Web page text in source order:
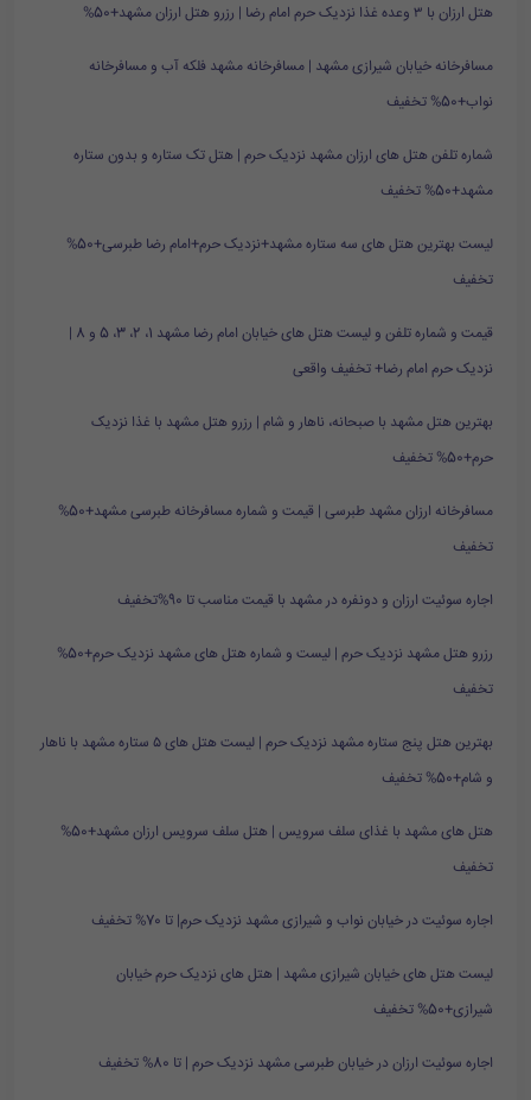
هتل ارزان با ۳ وعده غذا نزدیک حرم امام رضا | رزرو هتل ارزان مشهد+50%
مسافرخانه خیابان شیرازی مشهد | مسافرخانه مشهد فلکه آب و مسافرخانه
نواب+50% تخفیف
شماره تلفن هتل های ارزان مشهد نزدیک حرم | هتل تک ستاره و بدون ستاره
مشهد+50% تخفیف
لیست بهترین هتل های سه ستاره مشهد+نزدیک حرم+امام رضا طبرسی+50%
تخفیف
قیمت و شماره تلفن و لیست هتل های خیابان امام رضا مشهد 1، 2، 3، 5 و 8 |
نزدیک حرم امام رضا+ تخفیف واقعی
بهترین هتل مشهد با صبحانه، ناهار و شام | رزرو هتل مشهد با غذا نزدیک
حرم+50% تخفیف
مسافرخانه ارزان مشهد طبرسی | قیمت و شماره مسافرخانه طبرسی مشهد+50%
تخفیف
اجاره سوئیت ارزان و دونفره در مشهد با قیمت مناسب تا 90%تخفیف
رزرو هتل مشهد نزدیک حرم | لیست و شماره هتل های مشهد نزدیک حرم+50%
تخفیف
بهترین هتل پنج ستاره مشهد نزدیک حرم | لیست هتل های ۵ ستاره مشهد با ناهار
و شام+50% تخفیف
هتل های مشهد با غذای سلف سرویس | هتل سلف سرویس ارزان مشهد+50%
تخفیف
اجاره سوئیت در خیابان نواب و شیرازی مشهد نزدیک حرم| تا 70% تخفیف
لیست هتل های خیابان شیرازی مشهد | هتل های نزدیک حرم خیابان
شیرازی+50% تخفیف
اجاره سوئیت ارزان در خیابان طبرسی مشهد نزدیک حرم | تا 80% تخفیف